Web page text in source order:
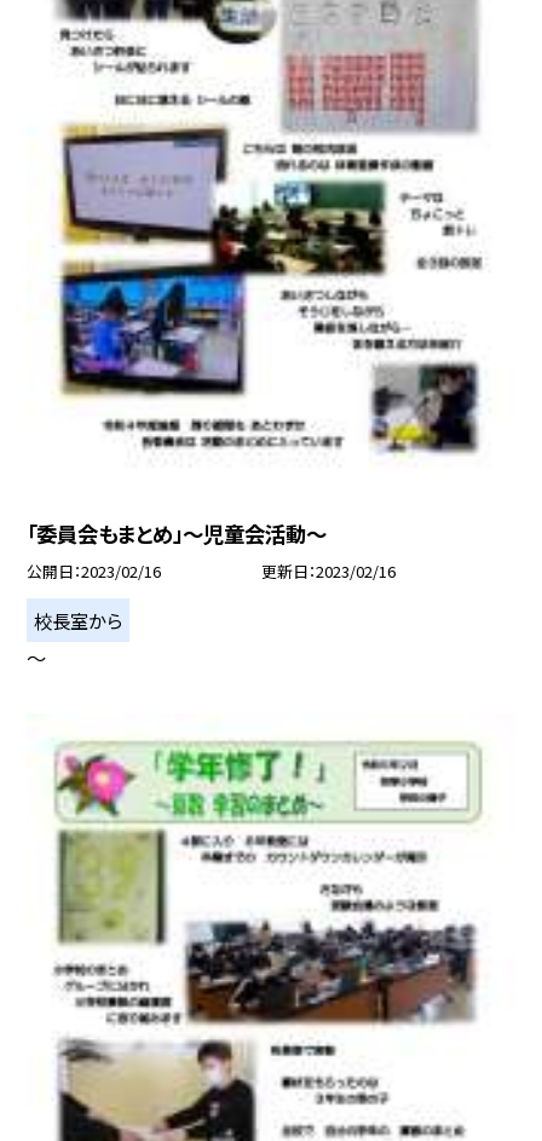
「委員会もまとめ」〜児童会活動〜
公開日 2023/02/16 更新日 2023/02/16
校長室から
〜